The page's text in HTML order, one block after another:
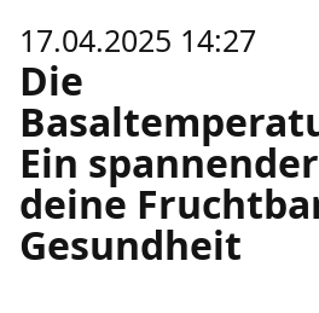
17.04.2025 14:27
Die
Ein
deine
Gesundheit